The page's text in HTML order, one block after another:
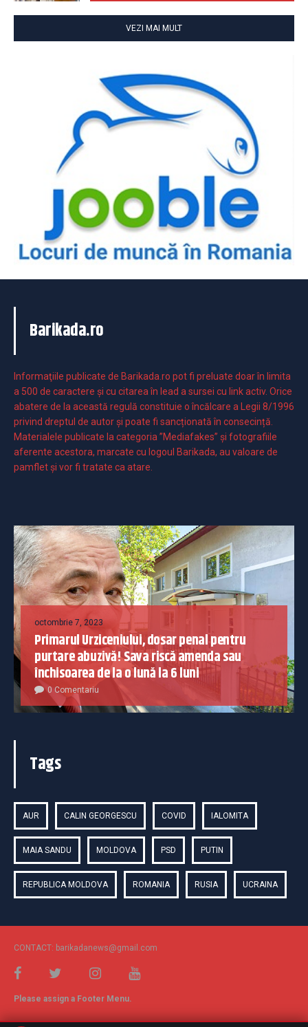
VEZI MAI MULT
Barikada.ro
Informaţiile publicate de Barikada.ro pot fi preluate doar în limita
a 500 de caractere şi cu citarea în lead a sursei cu link activ. Orice
abatere de la această regulă constituie o încălcare a Legii 8/1996
privind dreptul de autor și poate fi sancționată în consecință.
Materialele publicate la categoria ”Mediafakes” și fotografiile
aferente acestora, marcate cu logoul Barikada, au valoare de
pamflet și vor fi tratate ca atare.
octombrie 7, 2023
Primarul Urziceniului, dosar penal pentru
purtare abuzivă! Sava riscă amenda sau
închisoarea de la o lună la 6 luni
0 Comentariu
Tags
AUR CALIN GEORGESCU COVID IALOMITA
MAIA SANDU MOLDOVA PSD PUTIN
REPUBLICA MOLDOVA ROMANIA RUSIA UCRAINA
CONTACT: barikadanews@gmail.com
Please assign a Footer Menu.